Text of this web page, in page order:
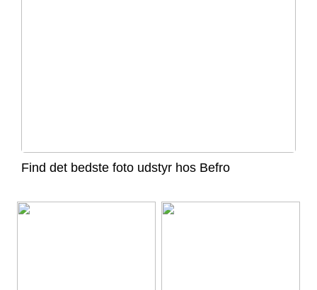
Find det bedste foto udstyr hos Befro